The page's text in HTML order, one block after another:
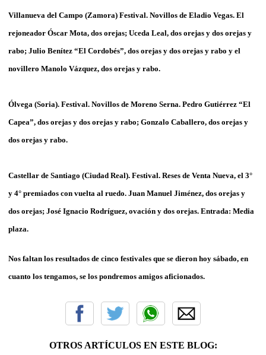
Villanueva del Campo (Zamora) Festival. Novillos de Eladio Vegas. El
rejoneador Óscar Mota, dos orejas; Uceda Leal, dos orejas y dos orejas y
rabo; Julio Benítez “El Cordobés”, dos orejas y dos orejas y rabo y el
novillero Manolo Vázquez, dos orejas y rabo.
Ólvega (Soria). Festival. Novillos de Moreno Serna. Pedro Gutiérrez “El
Capea”, dos orejas y dos orejas y rabo; Gonzalo Caballero, dos orejas y
dos orejas y rabo.
Castellar de Santiago (Ciudad Real). Festival. Reses de Venta Nueva, el 3°
y 4° premiados con vuelta al ruedo. Juan Manuel Jiménez, dos orejas y
dos orejas; José Ignacio Rodríguez, ovación y dos orejas. Entrada: Media
plaza.
Nos faltan los resultados de cinco festivales que se dieron hoy sábado, en
cuanto los tengamos, se los pondremos amigos aficionados.
OTROS ARTÍCULOS EN ESTE BLOG: